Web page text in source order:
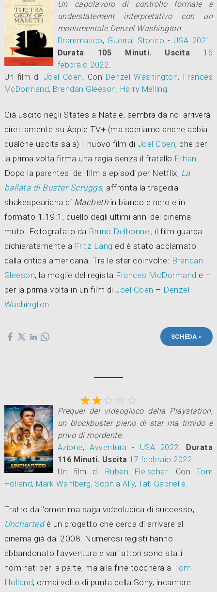
Un capolavoro di controllo formale e
understatement interpretativo con un
monumentale Denzel Washington.
Drammatico, Guerra, Storico - USA 2021
Durata 105 Minuti.
Uscita
16
febbraio 2022
Un film di Joel Coen Con Denzel Washington, Frances
McDormand, Brendan Gleeson, Harry Melling
Già uscito negli States a Natale, sembra da noi arriverà
direttamente su Apple TV+ (ma speriamo anche abbia
qualche uscita sala) il nuovo film di Joel Coen, che per
la prima volta firma una regia senza il fratello Ethan
Dopo la parentesi del film a episodi per Netflix, La
ballata di Buster Scruggs, affronta la tragedia
shakespeariana di Macbethin bianco e nero e in
formato 1.19:1, quello degli ultimi anni del cinema
muto. Fotografato da Bruno Delbonnel, il film guarda
dichiaratamente a Fritz Lang ed è stato acclamato
dalla critica americana. Tra le star coinvolte: Brendan
Gleeson, la moglie del regista Frances McDormand e –
per la prima volta in un film di Joel Coen – Denzel
Washington
SCHEDA »

Prequel del videogioco della Playstation,
un blockbuster pieno di star ma timido e
privo di mordente.
Azione,Avventura - USA 2022
Durata
116 Minuti. Uscita 17 febbraio 2022
Un film di Ruben Fleischer. Con Tom
Holland, Mark Wahlberg, Sophia Ally,Tati Gabrielle
Tratto dall'omonima saga videoludica di successo,
Unchartedè un progetto che cerca di arrivare al
cinema già dal 2008. Numerosi registi hanno
abbandonato l'avventura e vari attori sono stati
nominati per la parte, ma alla fine toccherà aTom
Holland, ormai volto di punta della Sony, incarnare